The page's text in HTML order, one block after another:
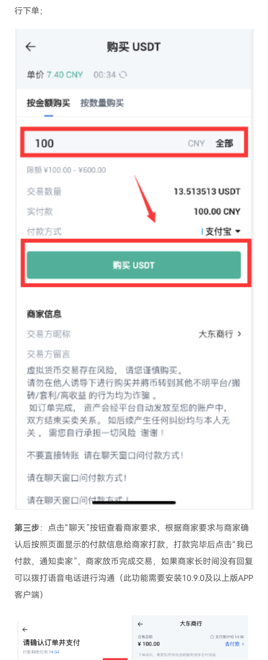
行下单；
第三步：点击“聊天”按钮查看商家要求，根据商家要求与商家确
认后按照页面显示的付款信息给商家打款，打款完毕后点击“我已
付款，通知卖家”，商家放币完成交易，如果商家长时间没有回复
可以拨打语音电话进行沟通（此功能需要安装10.9.0及以上版APP
客户端）